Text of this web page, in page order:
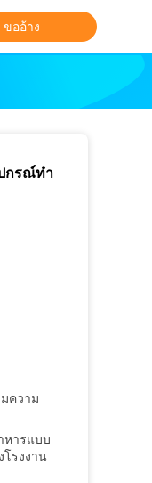
ขออ้าง
กรณ์ทำ
ความ
หารแบบ
โรงงาน